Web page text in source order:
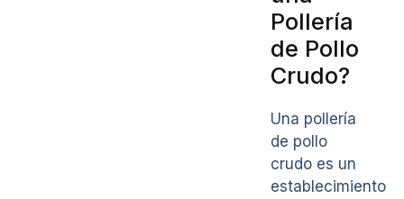
Pollería
de Pollo
Crudo?
Una pollería
de pollo
crudo es un
establecimiento